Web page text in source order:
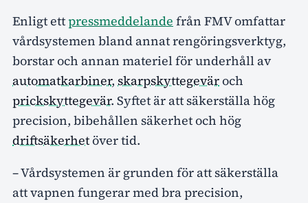
Enligt ettpressmeddelande från FMV omfattar
vårdsystemen bland annat rengöringsverktyg,
borstar och annan materiel för underhåll av
automatkarbiner, skarpskyttegeväroch
prickskyttegevär. Syftet är att säkerställa hög
precision, bibehållen säkerhet och hög
driftsäkerhetöver tid.
– Vårdsystemen är grunden för att säkerställa
att vapnen fungerar med bra precision,